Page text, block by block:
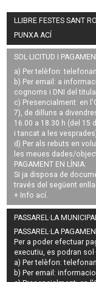
LLIBRE FESTES SANT
PUNXA ACÍ
SOL·LICITUD I
a) Per telèfon:
b) Per email: a
cognoms i DNI del
c) Presencialment: en
7), de dilluns a
16.00 a 18.30 h (del 15
i tancat a les
d) Per als rebuts en
les meues dades/
PAGAMENT EN LÍNIA:
Si ja disposa de
través del següent
+ Info ací.
PASSAREL·LA
PASSAREL·LA
Per a poder efectuar
executiu, es podran
a) Per telèfon:
b) Per email: